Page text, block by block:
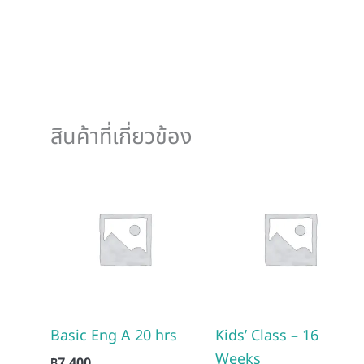
สินค้าที่เกี่ยวข้อง
Basic Eng A 20 hrs
Kids’ Class – 16